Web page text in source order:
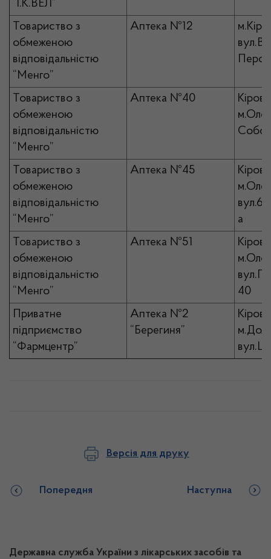
“І.К.ВЕЛ”
Товариство з
обмеженою
відповідальністю
“Менго”
Аптека №12
Товариство з
обмеженою
відповідальністю
“Менго”
Аптека №40
Товариство з
обмеженою
відповідальністю
“Менго”
Аптека №45
вул.6-
а
Товариство з
обмеженою
відповідальністю
“Менго”
Аптека №51
40
Приватне
підприємство
“Фармцентр”
Аптека №2
“Берегиня”
Версія для друку
Попередня Наступна
Державна служба України з лікарських засобів та